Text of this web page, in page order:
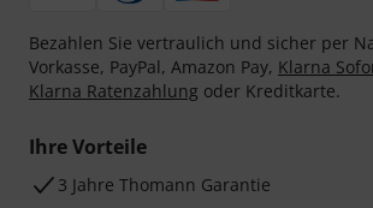
Bezahlen Sie vertraulich und sicher per
Vorkasse, PayPal, Amazon Pay, Klarna
Klarna Ratenzahlung oder Kreditkarte.
Ihre Vorteile
3 Jahre Thomann Garantie